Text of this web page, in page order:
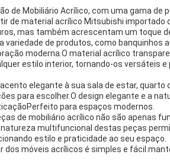
de Mobiliário Acrílico, com uma gama de
de material acrílico Mitsubishi importado
mas também acrescentam um toque
variedade de produtos, como banquinhos
moderna.O material acrílico
estilo interior, tornando-os versáteis
elegante à sua sala de estar, quarto
para escolher.O design elegante e a
para espaços modernos.
de mobiliário acrílico não são apenas
multifuncional destas peças
estilo e praticidade ao seu espaço.
dos móveis acrílicos é simples e